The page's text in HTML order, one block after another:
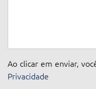
Ao clicar em enviar,
Privacidade